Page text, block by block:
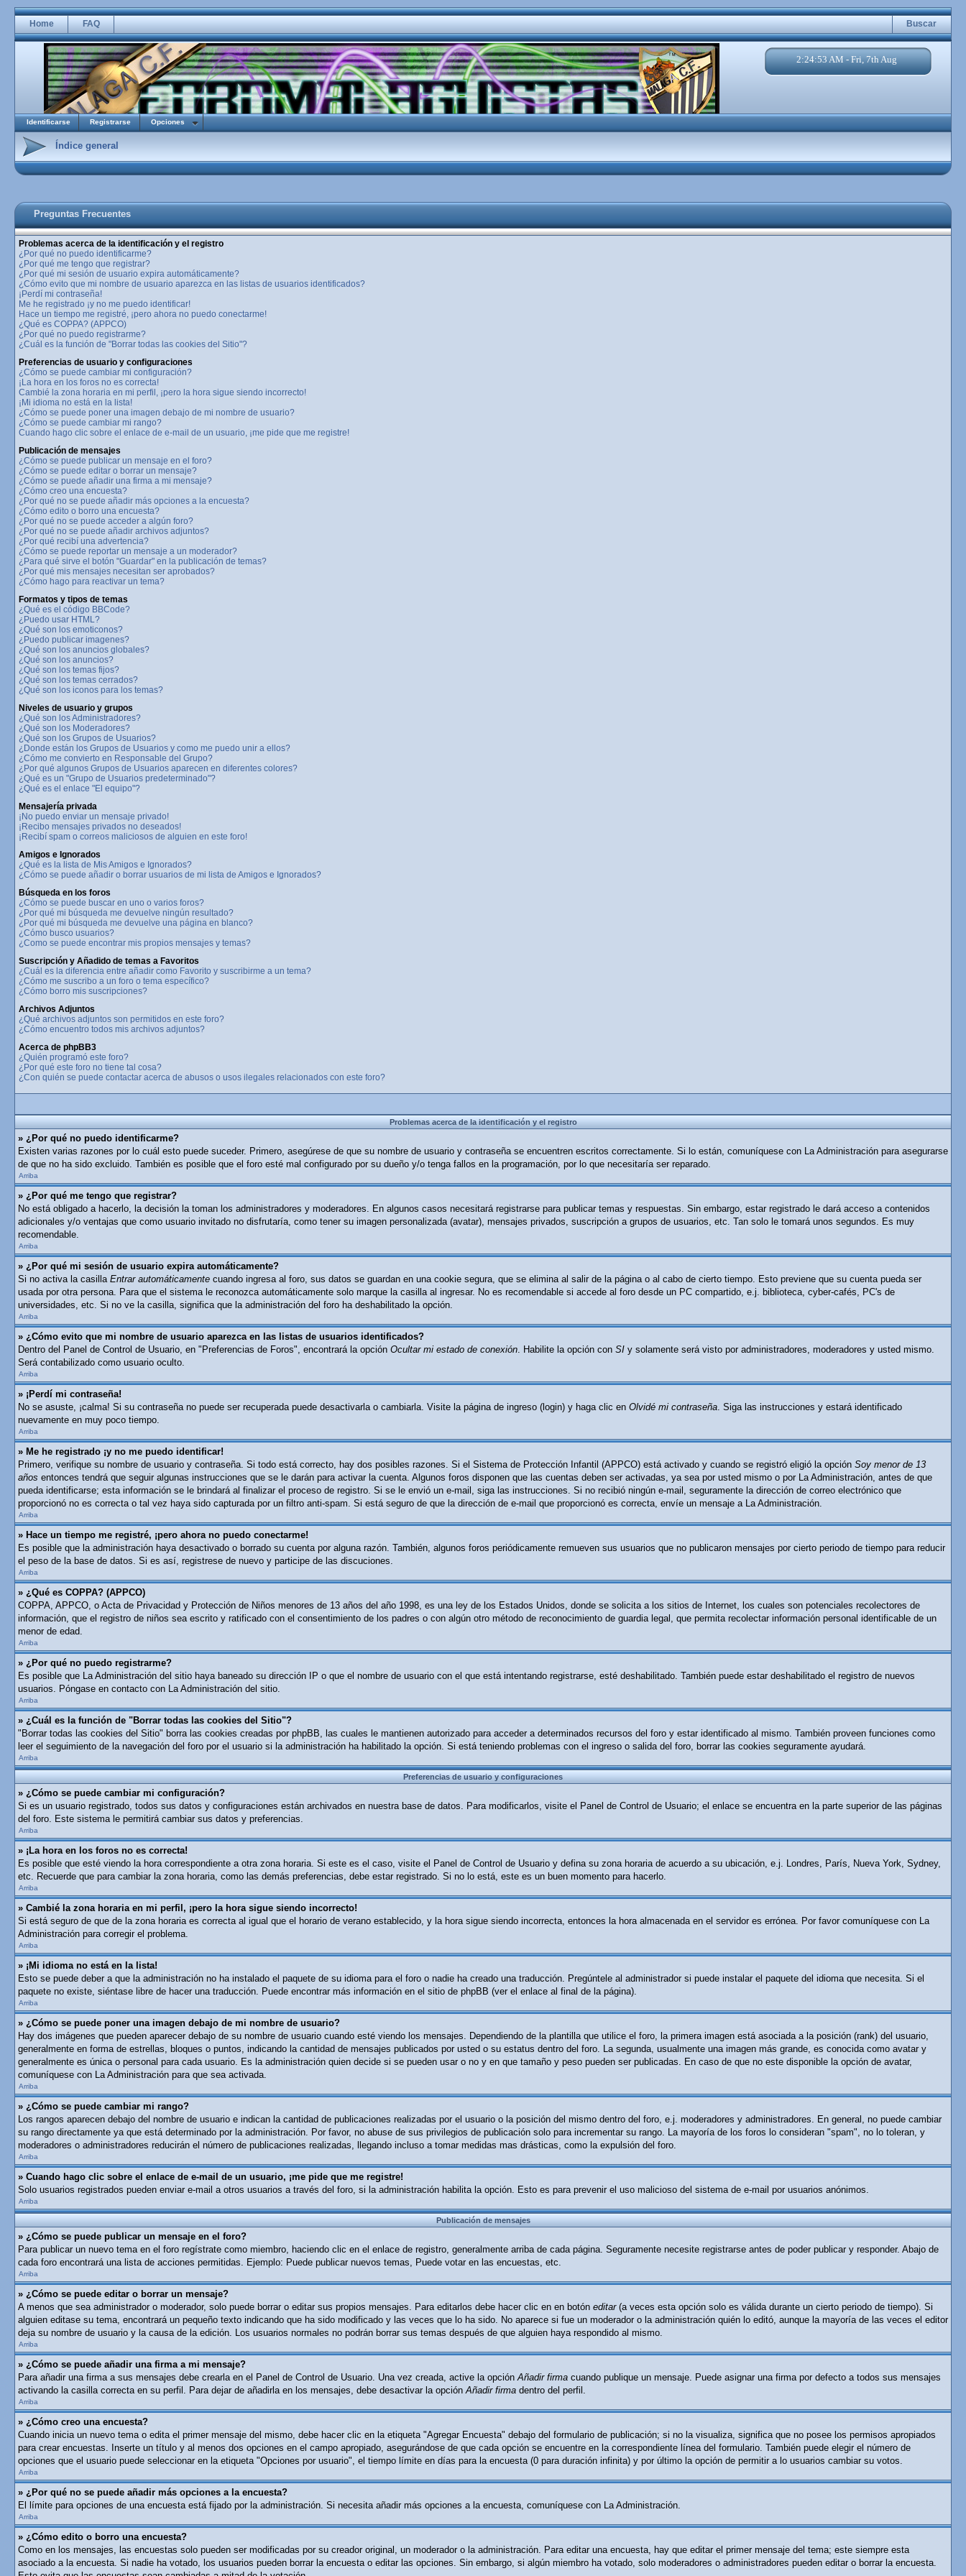
Home FAQ Buscar
2:24:53 AM - Fri, 7th Aug
Identificarse Registrarse Opciones
Índice general
Preguntas Frecuentes
Problemas acerca de la identificación y el registro
¿Por qué no puedo identificarme?
¿Por qué me tengo que registrar?
¿Por qué mi sesión de usuario expira automáticamente?
¿Cómo evito que mi nombre de usuario aparezca en las listas de usuarios identificados?
¡Perdí mi contraseña!
Me he registrado ¡y no me puedo identificar!
Hace un tiempo me registré, ¡pero ahora no puedo conectarme!
¿Qué es COPPA? (APPCO)
¿Por qué no puedo registrarme?
¿Cuál es la función de "Borrar todas las cookies del Sitio"?
Preferencias de usuario y configuraciones
¿Cómo se puede cambiar mi configuración?
¡La hora en los foros no es correcta!
Cambié la zona horaria en mi perfil, ¡pero la hora sigue siendo incorrecto!
¡Mi idioma no está en la lista!
¿Cómo se puede poner una imagen debajo de mi nombre de usuario?
¿Cómo se puede cambiar mi rango?
Cuando hago clic sobre el enlace de e-mail de un usuario, ¡me pide que me registre!
Publicación de mensajes
¿Cómo se puede publicar un mensaje en el foro?
¿Cómo se puede editar o borrar un mensaje?
¿Cómo se puede añadir una firma a mi mensaje?
¿Cómo creo una encuesta?
¿Por qué no se puede añadir más opciones a la encuesta?
¿Cómo edito o borro una encuesta?
¿Por qué no se puede acceder a algún foro?
¿Por qué no se puede añadir archivos adjuntos?
¿Por qué recibí una advertencia?
¿Cómo se puede reportar un mensaje a un moderador?
¿Para qué sirve el botón "Guardar" en la publicación de temas?
¿Por qué mis mensajes necesitan ser aprobados?
¿Cómo hago para reactivar un tema?
Formatos y tipos de temas
¿Qué es el código BBCode?
¿Puedo usar HTML?
¿Qué son los emoticonos?
¿Puedo publicar imagenes?
¿Qué son los anuncios globales?
¿Qué son los anuncios?
¿Qué son los temas fijos?
¿Qué son los temas cerrados?
¿Qué son los iconos para los temas?
Niveles de usuario y grupos
¿Qué son los Administradores?
¿Qué son los Moderadores?
¿Qué son los Grupos de Usuarios?
¿Donde están los Grupos de Usuarios y como me puedo unir a ellos?
¿Cómo me convierto en Responsable del Grupo?
¿Por qué algunos Grupos de Usuarios aparecen en diferentes colores?
¿Qué es un "Grupo de Usuarios predeterminado"?
¿Qué es el enlace "El equipo"?
Mensajería privada
¡No puedo enviar un mensaje privado!
¡Recibo mensajes privados no deseados!
¡Recibí spam o correos maliciosos de alguien en este foro!
Amigos e Ignorados
¿Qué es la lista de Mis Amigos e Ignorados?
¿Cómo se puede añadir o borrar usuarios de mi lista de Amigos e Ignorados?
Búsqueda en los foros
¿Cómo se puede buscar en uno o varios foros?
¿Por qué mi búsqueda me devuelve ningún resultado?
¿Por qué mi búsqueda me devuelve una página en blanco?
¿Cómo busco usuarios?
¿Como se puede encontrar mis propios mensajes y temas?
Suscripción y Añadido de temas a Favoritos
¿Cuál es la diferencia entre añadir como Favorito y suscribirme a un tema?
¿Cómo me suscribo a un foro o tema específico?
¿Cómo borro mis suscripciones?
Archivos Adjuntos
¿Qué archivos adjuntos son permitidos en este foro?
¿Cómo encuentro todos mis archivos adjuntos?
Acerca de phpBB3
¿Quién programó este foro?
¿Por qué este foro no tiene tal cosa?
¿Con quién se puede contactar acerca de abusos o usos ilegales relacionados con este foro?
Problemas acerca de la identificación y el registro
» ¿Por qué no puedo identificarme?
Existen varias razones por lo cuál esto puede suceder. Primero, asegúrese de que su nombre de usuario y contraseña se encuentren escritos correctamente. Si lo están, comuníquese con La Administración para asegurarse
de que no ha sido excluido. También es posible que el foro esté mal configurado por su dueño y/o tenga fallos en la programación, por lo que necesitaría ser reparado.
Arriba
» ¿Por qué me tengo que registrar?
No está obligado a hacerlo, la decisión la toman los administradores y moderadores. En algunos casos necesitará registrarse para publicar temas y respuestas. Sin embargo, estar registrado le dará acceso a contenidos
adicionales y/o ventajas que como usuario invitado no disfrutaría, como tener su imagen personalizada (avatar), mensajes privados, suscripción a grupos de usuarios, etc. Tan solo le tomará unos segundos. Es muy
recomendable.
Arriba
» ¿Por qué mi sesión de usuario expira automáticamente?
Si no activa la casilla Entrar automáticamente cuando ingresa al foro, sus datos se guardan en una cookie segura, que se elimina al salir de la página o al cabo de cierto tiempo. Esto previene que su cuenta pueda ser
usada por otra persona. Para que el sistema le reconozca automáticamente solo marque la casilla al ingresar. No es recomendable si accede al foro desde un PC compartido, e.j. biblioteca, cyber-cafés, PC's de
universidades, etc. Si no ve la casilla, significa que la administración del foro ha deshabilitado la opción.
Arriba
» ¿Cómo evito que mi nombre de usuario aparezca en las listas de usuarios identificados?
Dentro del Panel de Control de Usuario, en "Preferencias de Foros", encontrará la opción Ocultar mi estado de conexión. Habilite la opción con SI y solamente será visto por administradores, moderadores y usted mismo.
Será contabilizado como usuario oculto.
Arriba
» ¡Perdí mi contraseña!
No se asuste, ¡calma! Si su contraseña no puede ser recuperada puede desactivarla o cambiarla. Visite la página de ingreso (login) y haga clic en Olvidé mi contraseña. Siga las instrucciones y estará identificado
nuevamente en muy poco tiempo.
Arriba
» Me he registrado ¡y no me puedo identificar!
Primero, verifique su nombre de usuario y contraseña. Si todo está correcto, hay dos posibles razones. Si el Sistema de Protección Infantil (APPCO) está activado y cuando se registró eligió la opción Soy menor de 13
años entonces tendrá que seguir algunas instrucciones que se le darán para activar la cuenta. Algunos foros disponen que las cuentas deben ser activadas, ya sea por usted mismo o por La Administración, antes de que
pueda identificarse; esta información se le brindará al finalizar el proceso de registro. Si se le envió un e-mail, siga las instrucciones. Si no recibió ningún e-mail, seguramente la dirección de correo electrónico que
proporcionó no es correcta o tal vez haya sido capturada por un filtro anti-spam. Si está seguro de que la dirección de e-mail que proporcionó es correcta, envíe un mensaje a La Administración.
Arriba
» Hace un tiempo me registré, ¡pero ahora no puedo conectarme!
Es posible que la administración haya desactivado o borrado su cuenta por alguna razón. También, algunos foros periódicamente remueven sus usuarios que no publicaron mensajes por cierto periodo de tiempo para reducir
el peso de la base de datos. Si es así, registrese de nuevo y participe de las discuciones.
Arriba
» ¿Qué es COPPA? (APPCO)
COPPA, APPCO, o Acta de Privacidad y Protección de Niños menores de 13 años del año 1998, es una ley de los Estados Unidos, donde se solicita a los sitios de Internet, los cuales son potenciales recolectores de
información, que el registro de niños sea escrito y ratificado con el consentimiento de los padres o con algún otro método de reconocimiento de guardia legal, que permita recolectar información personal identificable de un
menor de edad.
Arriba
» ¿Por qué no puedo registrarme?
Es posible que La Administración del sitio haya baneado su dirección IP o que el nombre de usuario con el que está intentando registrarse, esté deshabilitado. También puede estar deshabilitado el registro de nuevos
usuarios. Póngase en contacto con La Administración del sitio.
Arriba
» ¿Cuál es la función de "Borrar todas las cookies del Sitio"?
"Borrar todas las cookies del Sitio" borra las cookies creadas por phpBB, las cuales le mantienen autorizado para acceder a determinados recursos del foro y estar identificado al mismo. También proveen funciones como
leer el seguimiento de la navegación del foro por el usuario si la administración ha habilitado la opción. Si está teniendo problemas con el ingreso o salida del foro, borrar las cookies seguramente ayudará.
Arriba
Preferencias de usuario y configuraciones
» ¿Cómo se puede cambiar mi configuración?
Si es un usuario registrado, todos sus datos y configuraciones están archivados en nuestra base de datos. Para modificarlos, visite el Panel de Control de Usuario; el enlace se encuentra en la parte superior de las páginas
del foro. Este sistema le permitirá cambiar sus datos y preferencias.
Arriba
» ¡La hora en los foros no es correcta!
Es posible que esté viendo la hora correspondiente a otra zona horaria. Si este es el caso, visite el Panel de Control de Usuario y defina su zona horaria de acuerdo a su ubicación, e.j. Londres, París, Nueva York, Sydney,
etc. Recuerde que para cambiar la zona horaria, como las demás preferencias, debe estar registrado. Si no lo está, este es un buen momento para hacerlo.
Arriba
» Cambié la zona horaria en mi perfil, ¡pero la hora sigue siendo incorrecto!
Si está seguro de que de la zona horaria es correcta al igual que el horario de verano establecido, y la hora sigue siendo incorrecta, entonces la hora almacenada en el servidor es errónea. Por favor comuníquese con La
Administración para corregir el problema.
Arriba
» ¡Mi idioma no está en la lista!
Esto se puede deber a que la administración no ha instalado el paquete de su idioma para el foro o nadie ha creado una traducción. Pregúntele al administrador si puede instalar el paquete del idioma que necesita. Si el
paquete no existe, siéntase libre de hacer una traducción. Puede encontrar más información en el sitio de phpBB (ver el enlace al final de la página).
Arriba
» ¿Cómo se puede poner una imagen debajo de mi nombre de usuario?
Hay dos imágenes que pueden aparecer debajo de su nombre de usuario cuando esté viendo los mensajes. Dependiendo de la plantilla que utilice el foro, la primera imagen está asociada a la posición (rank) del usuario,
generalmente en forma de estrellas, bloques o puntos, indicando la cantidad de mensajes publicados por usted o su estatus dentro del foro. La segunda, usualmente una imagen más grande, es conocida como avatar y
generalmente es única o personal para cada usuario. Es la administración quien decide si se pueden usar o no y en que tamaño y peso pueden ser publicadas. En caso de que no este disponible la opción de avatar,
comuníquese con La Administración para que sea activada.
Arriba
» ¿Cómo se puede cambiar mi rango?
Los rangos aparecen debajo del nombre de usuario e indican la cantidad de publicaciones realizadas por el usuario o la posición del mismo dentro del foro, e.j. moderadores y administradores. En general, no puede cambiar
su rango directamente ya que está determinado por la administración. Por favor, no abuse de sus privilegios de publicación solo para incrementar su rango. La mayoría de los foros lo consideran "spam", no lo toleran, y
moderadores o administradores reducirán el número de publicaciones realizadas, llegando incluso a tomar medidas mas drásticas, como la expulsión del foro.
Arriba
» Cuando hago clic sobre el enlace de e-mail de un usuario, ¡me pide que me registre!
Solo usuarios registrados pueden enviar e-mail a otros usuarios a través del foro, si la administración habilita la opción. Esto es para prevenir el uso malicioso del sistema de e-mail por usuarios anónimos.
Arriba
Publicación de mensajes
» ¿Cómo se puede publicar un mensaje en el foro?
Para publicar un nuevo tema en el foro regístrate como miembro, haciendo clic en el enlace de registro, generalmente arriba de cada página. Seguramente necesite registrarse antes de poder publicar y responder. Abajo de
cada foro encontrará una lista de acciones permitidas. Ejemplo: Puede publicar nuevos temas, Puede votar en las encuestas, etc.
Arriba
» ¿Cómo se puede editar o borrar un mensaje?
A menos que sea administrador o moderador, solo puede borrar o editar sus propios mensajes. Para editarlos debe hacer clic en en botón editar(a veces esta opción solo es válida durante un cierto periodo de tiempo). Si
alguien editase su tema, encontrará un pequeño texto indicando que ha sido modificado y las veces que lo ha sido. No aparece si fue un moderador o la administración quién lo editó, aunque la mayoría de las veces el editor
deja su nombre de usuario y la causa de la edición. Los usuarios normales no podrán borrar sus temas después de que alguien haya respondido al mismo.
Arriba
» ¿Cómo se puede añadir una firma a mi mensaje?
Para añadir una firma a sus mensajes debe crearla en el Panel de Control de Usuario. Una vez creada, active la opciónAñadir firma cuando publique un mensaje. Puede asignar una firma por defecto a todos sus mensajes
activando la casilla correcta en su perfil. Para dejar de añadirla en los mensajes, debe desactivar la opciónAñadir firma dentro del perfil.
Arriba
» ¿Cómo creo una encuesta?
Cuando inicia un nuevo tema o edita el primer mensaje del mismo, debe hacer clic en la etiqueta "Agregar Encuesta" debajo del formulario de publicación; si no la visualiza, significa que no posee los permisos apropiados
para crear encuestas. Inserte un título y al menos dos opciones en el campo apropiado, asegurándose de que cada opción se encuentre en la correspondiente línea del formulario. También puede elegir el número de
opciones que el usuario puede seleccionar en la etiqueta "Opciones por usuario", el tiempo límite en días para la encuesta (0 para duración infinita) y por último la opción de permitir a lo usuarios cambiar su votos.
Arriba
» ¿Por qué no se puede añadir más opciones a la encuesta?
El límite para opciones de una encuesta está fijado por la administración. Si necesita añadir más opciones a la encuesta, comuníquese con La Administración.
Arriba
» ¿Cómo edito o borro una encuesta?
Como en los mensajes, las encuestas solo pueden ser modificadas por su creador original, un moderador o la administración. Para editar una encuesta, hay que editar el primer mensaje del tema; este siempre esta
asociado a la encuesta. Si nadie ha votado, los usuarios pueden borrar la encuesta o editar las opciones. Sin embargo, si algún miembro ha votado, solo moderadores o administradores pueden editar o borrar la encuesta.